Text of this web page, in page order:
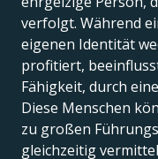
verfolgt. Während
eigenen Identität
profitiert,
Fähigkeit, durch
Diese Menschen
zu großen
gleichzeitig